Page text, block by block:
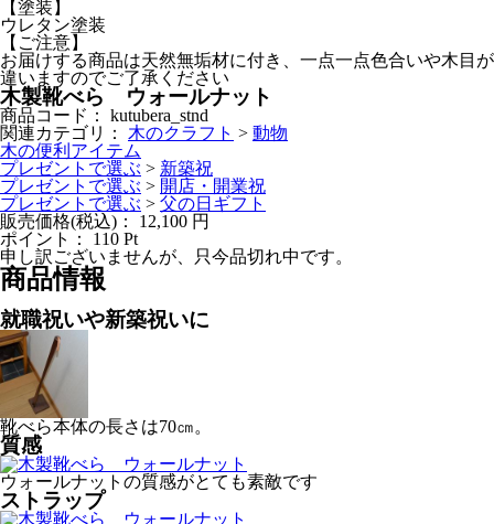
【塗装】
ウレタン塗装
【ご注意】
お届けする商品は天然無垢材に付き、一点一点色合いや木目が
違いますのでご了承ください
木製靴べら ウォールナット
商品コード：
kutubera_stnd
関連カテゴリ：
木のクラフト > 動物
木の便利アイテム
プレゼントで選ぶ > 新築祝
プレゼントで選ぶ > 開店・開業祝
プレゼントで選ぶ > 父の日ギフト
販売価格(税込)：
12,100 円
ポイント：
110 Pt
申し訳ございませんが、只今品切れ中です。
商品情報
就職祝いや新築祝いに
靴べら本体の長さは70㎝。
質感
ウォールナットの質感がとても素敵です
ストラップ